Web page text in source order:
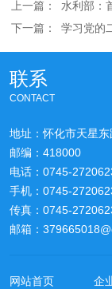
上一篇：
水利部：
下一篇：
学习党的
联系
CONTACT
地址：怀化市天星
邮编：418000
电话：0745-
手机：0745-
传真：0745-
邮箱：
网站首页 企